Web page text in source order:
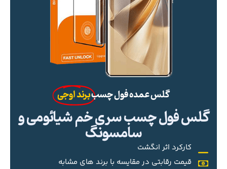
گلس عمده فول چسببرند اوجی
گلس فول چسب سری خم شیائومی و
سامسونگ
کارکرد اثر انگشت
قیمت رقابتی در مقایسه با برند های مشابه